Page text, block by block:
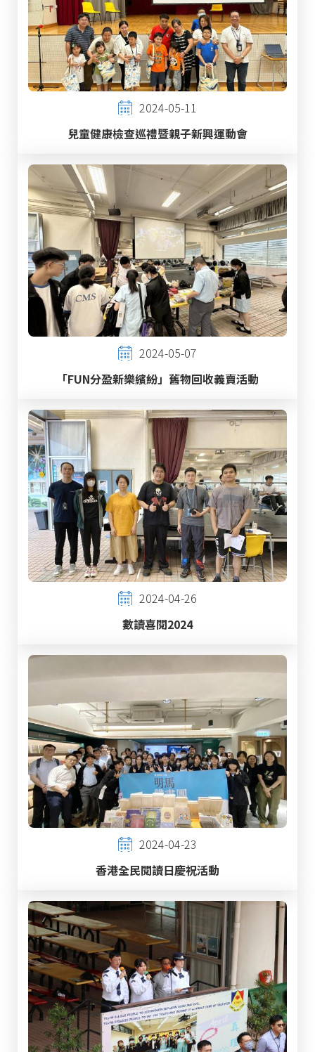
2024-05-11
兒童健康檢查巡禮暨親子新興運動會
2024-05-07
「FUN分盈新樂繽紛」舊物回收義賣活動
2024-04-26
數讀喜閱2024
2024-04-23
香港全民閱讀日慶祝活動